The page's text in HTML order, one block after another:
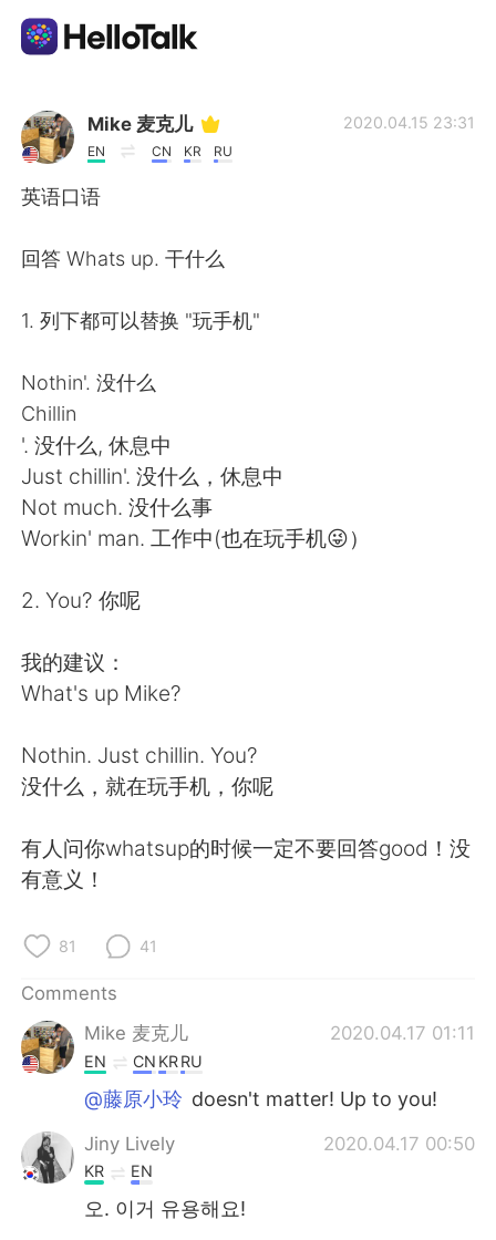
Language Exchange App
AI Grammar Checker
简体中文 繁體中文
Español
Français
日本語 한국어
Indonesia
Türkçe
Mike 麦克儿
EN CN KR RU
2020.04.15 23:31
英语口语
回答 Whats up. 干什么
1. 列下都可以替换 "玩手机"
Nothin'. 没什么
Chillin
'. 没什么, 休息中
Just chillin'. 没什么，休息中
Not much. 没什么事
Workin' man. 工作中(也在玩手机😜）
2. You? 你呢
我的建议：
What's up Mike?
Nothin. Just chillin. You?
没什么，就在玩手机，你呢
有人问你whatsup的时候一定不要回答good！没
有意义！
81 41
Comments
Mike 麦克儿
2020.04.17 01:11
EN CN KRRU
@藤原小玲 doesn't matter! Up to you!
Jiny Lively 2020.04.17 00:50
KR EN
오. 이거 유용해요!